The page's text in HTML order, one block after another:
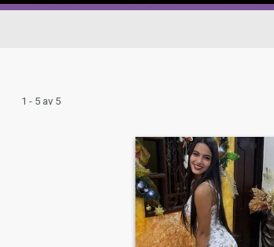
1 - 5 av 5